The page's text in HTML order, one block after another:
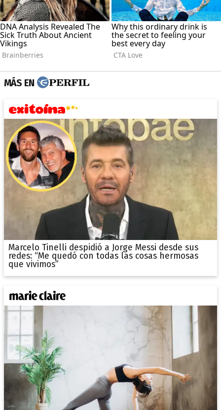
MÁS EN
Marcelo Tinelli despidió a Jorge Messi desde sus
redes: “Me quedó con todas las cosas hermosas
que vivimos”